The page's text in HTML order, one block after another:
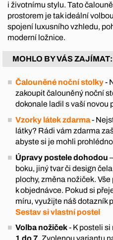
i životnímu stylu. Tato
prostorem je tak ideální
spojení luxusního vzhledu,
moderní ložnice.
MOHLO BY VÁS ZAJÍMAT:
Čalouněné noční stolky-
zakoupit čalouněný noční
dokonale ladil s vaší novou
Vzorky látek zdarma-
látky? Rádi vám zdarma
abyste si je mohli
Úpravy postele dohodou
boku, jiný tvar či design
plochy, změna nožiček.
k objednávce. Pokud si
míru, využijte náš dotazník
Sestav si vlastní postel
Volba nožiček- K posteli